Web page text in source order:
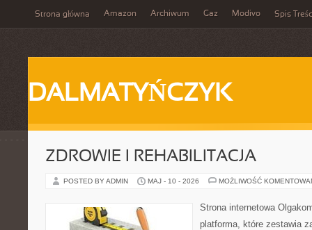
Strona główna Amazon Archiwum Gaz Modivo Spis
DALMATYŃCZYK
ZDROWIE I REHABILITACJA
POSTED BY ADMIN MAJ - 10 - 2026 MOŻLIWOŚĆ
Strona internetowa
platforma, które zestawia